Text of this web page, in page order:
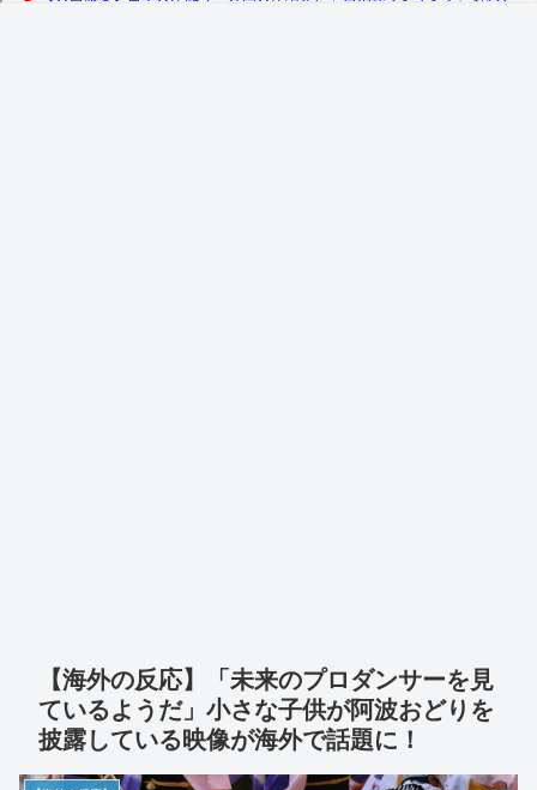
【海外の反応】「未来のプロダンサーを見
ているようだ」小さな子供が阿波おどりを
披露している映像が海外で話題に！